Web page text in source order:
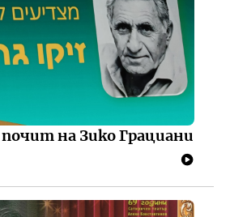
на Зико Грациани